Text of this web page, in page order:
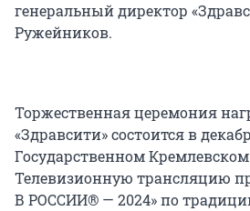
генеральный директор
Ружейников.
Торжественная церемония
«Здравсити» состоится в
Государственном
Телевизионную трансляцию
В РОССИИ® — 2024» по